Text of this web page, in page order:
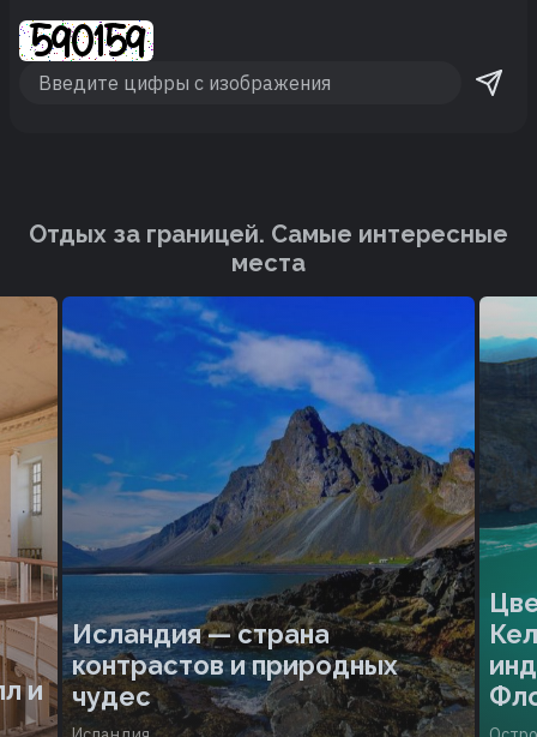
Отдых за границей. Cамые интересные
места
и
Исландия — страна
контрастов и природных
чудес